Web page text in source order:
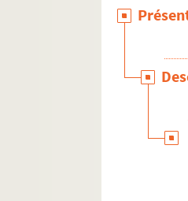
13e
14e
15e
16e
18e